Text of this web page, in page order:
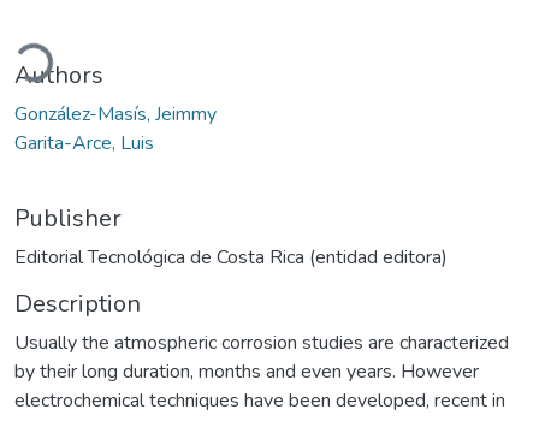
Authors
González-Masís, Jeimmy
Garita-Arce, Luis
Publisher
Editorial Tecnológica de Costa Rica (entidad editora)
Description
Usually the atmospheric corrosion studies are cha­racterized
by their long duration, months and even years. However
electrochemical techniques have been developed, recent in